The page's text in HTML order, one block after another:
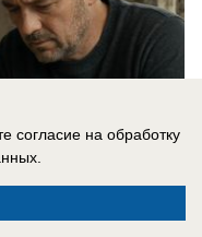
согласие на обработку